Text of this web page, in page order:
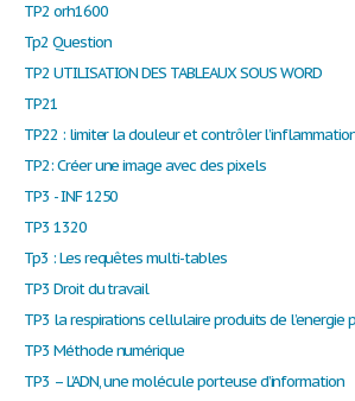
TP2 orh1600
Tp2 Question
TP2 UTILISATION DES TABLEAUX SOUS WORD
TP21
TP22 : limiter la douleur et contrôler
TP2: Créer une image avec des pixels
TP3 - INF 1250
TP3 1320
Tp3 : Les requêtes multi-tables
TP3 Droit du travail
TP3 la respirations cellulaire produits de l’energie
TP3 Méthode numérique
TP3 – L’ADN, une molécule porteuse d’information